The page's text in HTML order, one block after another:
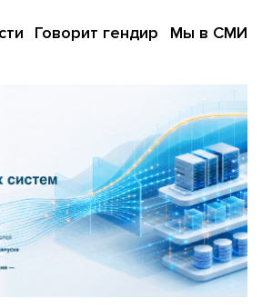
Говорит гендир Мы в СМИ